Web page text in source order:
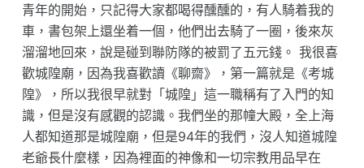
青年的開始，只記得大家都喝得醺醺的，有人騎着我的
車，書包架上還坐着一個，他們出去騎了一圈，後來灰
溜溜地回來，說是碰到聯防隊的被罰了五元錢。 我很喜
歡城隍廟，因為我喜歡讀《聊齋》，第一篇就是《考城
隍》，所以我很早就對「城隍」這一職稱有了入門的知
識，但是沒有感觀的認識。我們坐的那幢大殿，全上海
人都知道那是城隍廟，但是94年的我們，沒人知道城隍
老爺長什麼樣，因為裡面的神像和一切宗教用品早在